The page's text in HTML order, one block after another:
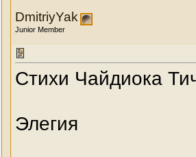
DmitriyYak
Junior Member
Стихи Чайдиока
Элегия